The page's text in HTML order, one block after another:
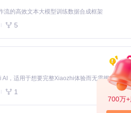
700万
流的高效文本大模型训练数据合成框架
5
1